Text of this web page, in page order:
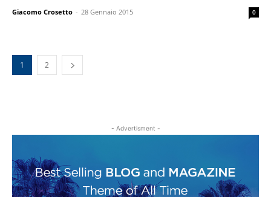
Giacomo Crosetto - 28 Gennaio 2015 0
1 2
- Advertisment -